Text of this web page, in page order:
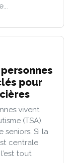
pour
vivent
(TSA),
Si la
centrale
tout